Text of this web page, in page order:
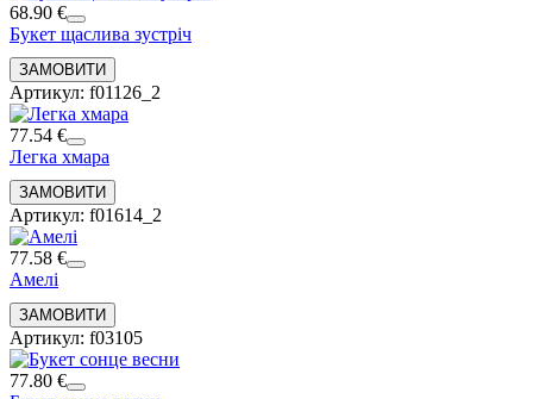
68.90 €
Букет щаслива зустріч
Артикул: f01126_2
77.54 €
Легка хмара
Артикул: f01614_2
77.58 €
Амелі
Артикул: f03105
77.80 €